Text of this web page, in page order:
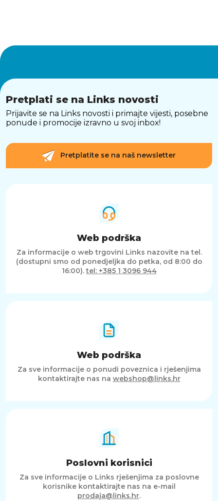
punjenje više uređaja na jednom mjestu. Bez
obzira koristite li mobilne uređaje, dodatnu
opremu ili prijenosno računalo, ova letva pruža
stabilno i učinkovito napajanje za sve vaše
PRAKTIČAN DIZAJN S INTEGRIRANIM
KABELOM
Ugrađeni kabel duljine 1,5 metara omogućuje
svakodnevno korištenje i doprinosi boljoj
Ova produžna letva predstavlja savršenu
kombinaciju snage, tehnologije i praktičnosti.
GaN tehnologija, brzo punjenje do 65 W, više
priključaka i pametan dizajn čine je idealnim
Pretplati se na Links novosti
Prijavite se na Links novosti i primajte vijesti, posebne
ponude i promocije izravno u svoj inbox!
Pretplatite se na naš newsletter
Web podrška
Za informacije o web trgovini Links nazovite na tel.
(dostupni smo od ponedjeljka do petka, od 8:00 do
16:00).tel: +385 1 3096 944
Web podrška
Za sve informacije o ponudi poveznica i rješenjima
kontaktirajte nas na webshop@links.hr
Poslovni korisnici
Za sve informacije o Links rješenjima za poslovne
korisnike kontaktirajte nas na e-mail
prodaja@links.hr.